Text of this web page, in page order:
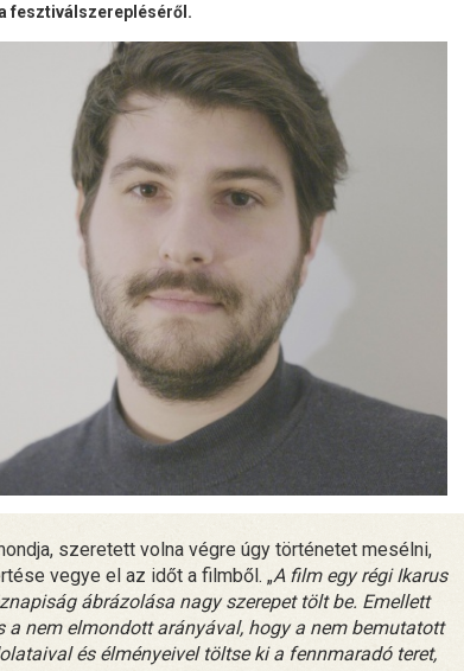
fesztiválszerepléséről.
szeretett volna végre úgy történetet mesélni,
vegye el az időt a filmből. „A film egy régi Ikarus
ábrázolása nagy szerepet tölt be. Emellett
nem elmondott arányával, hogy a nem bemutatott
és élményeivel töltse ki a fennmaradó teret,